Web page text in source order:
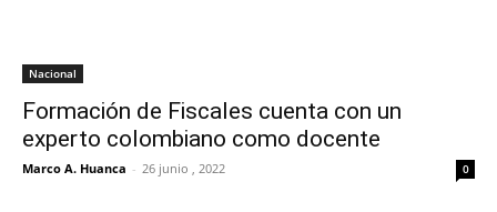
Nacional
Formación de Fiscales cuenta con un
experto colombiano como docente
Marco A. Huanca - 26 junio , 2022 0